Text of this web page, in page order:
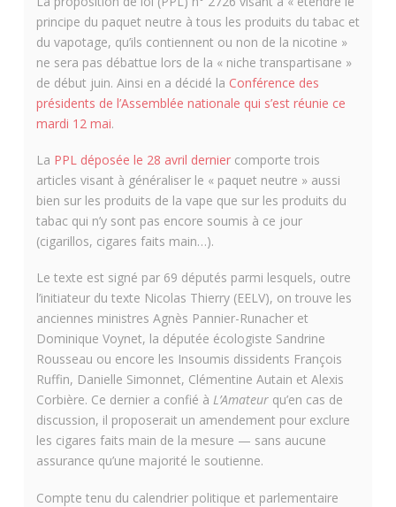
principe du paquet neutre à tous les produits du tabac et
du vapotage, qu’ils contiennent ou non de la nicotine »
ne sera pas débattue lors de la « niche transpartisane »
de début juin. Ainsi en a décidé la Conférence des
présidents de l’Assemblée nationale qui s’est réunie ce
mardi 12 mai.
La PPL déposée le 28 avril dernier comporte trois
articles visant à généraliser le « paquet neutre » aussi
bien sur les produits de la vape que sur les produits du
tabac qui n’y sont pas encore soumis à ce jour
(cigarillos, cigares faits main…).
Le texte est signé par 69 députés parmi lesquels, outre
l’initiateur du texte Nicolas Thierry (EELV), on trouve les
anciennes ministres Agnès Pannier-Runacher et
Dominique Voynet, la députée écologiste Sandrine
Rousseau ou encore les Insoumis dissidents François
Ruffin, Danielle Simonnet, Clémentine Autain et Alexis
Corbière. Ce dernier a confié à L’Amateurqu’en cas de
discussion, il proposerait un amendement pour exclure
les cigares faits main de la mesure — sans aucune
assurance qu’une majorité le soutienne.
Compte tenu du calendrier politique et parlementaire